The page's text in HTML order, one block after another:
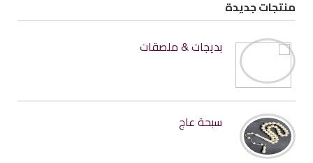
منتجات جديدة
بديجات & ملصقات
سبحة عاج